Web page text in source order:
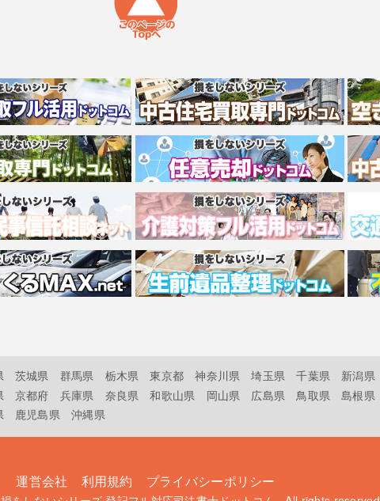
茨城県 群馬県 栃木県 東京都 神奈川県 埼玉県 千葉県 新潟県
京都府 兵庫県 奈良県 和歌山県 岡山県 広島県 鳥取県 島根県
鹿児島県 沖縄県
運営会社 利用規約 プライバシーポリシー